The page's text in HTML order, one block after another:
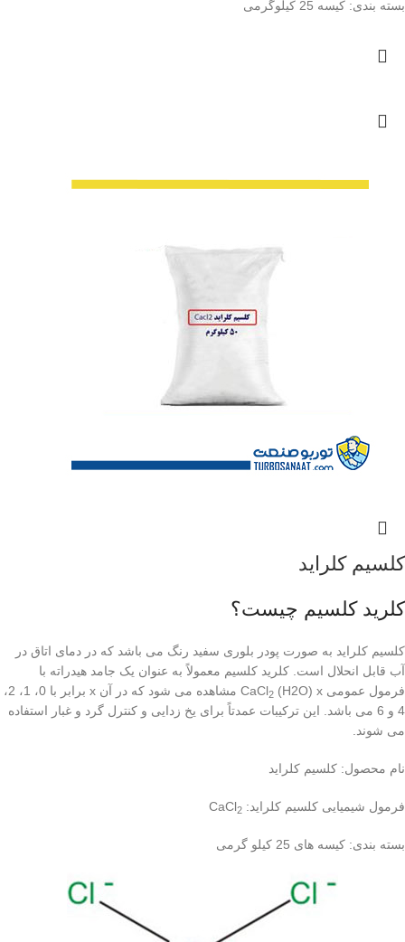
بسته بندی: کیسه 25 کیلوگرمی
کلسیم کلراید
کلرید کلسیم چیست؟
کلسیم کلراید به صورت پودر بلوری سفید رنگ می باشد که در دمای اتاق در
آب قابل انحلال است. کلرید کلسیم معمولاً به عنوان یک جامد هیدراته با
فرمول عمومی CaCl
2
(H2O) x مشاهده می شود که در آن x برابر با 0، 1، 2،
4 و 6 می باشد. این ترکیبات عمدتاً برای یخ زدایی و کنترل گرد و غبار استفاده
می شوند.
نام محصول: کلسیم کلراید
فرمول شیمیایی کلسیم کلراید: CaCl2
بسته بندی: کیسه های 25 کیلو گرمی